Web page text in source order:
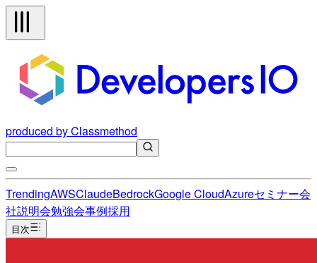
produced by Classmethod
TrendingAWSClaudeBedrockGoogle CloudAzureセミナー会
社説明会勉強会事例採用
目次